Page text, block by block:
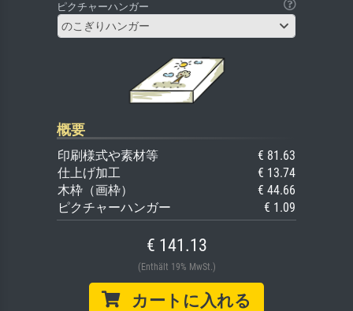
ピクチャーハンガー
のこぎりハンガー
概要
印刷様式や素材等
€ 81.63
仕上げ加工
€ 13.74
木枠（画枠）
€ 44.66
ピクチャーハンガー
€ 1.09
€ 141.13
(Enthält 19% MwSt.)
カートに入れる